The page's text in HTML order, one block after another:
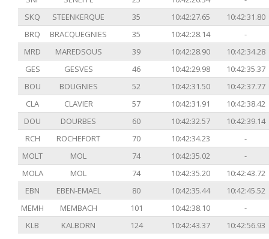
SKQ
STEENKERQUE 35 10:42:27.65
10:42:31.80
BRQ
BRACQUEGNIES 35 10:42:28.14
-
MRD
MAREDSOUS 39 10:42:28.90
10:42:34.28
GES
GESVES 46 10:42:29.98
10:42:35.37
BOU
BOUGNIES 52 10:42:31.50
10:42:37.77
CLA
CLAVIER 57 10:42:31.91
10:42:38.42
DOU
DOURBES 60 10:42:32.57
10:42:39.14
RCH
ROCHEFORT 70 10:42:34.23
-
MOLT
MOL 74 10:42:35.02
-
MOLA
MOL 74 10:42:35.20
10:42:43.72
EBN
EBEN-EMAEL 80 10:42:35.44
10:42:45.52
MEMH
MEMBACH 101 10:42:38.10
-
KLB
KALBORN 124 10:42:43.37 10:42:56.93